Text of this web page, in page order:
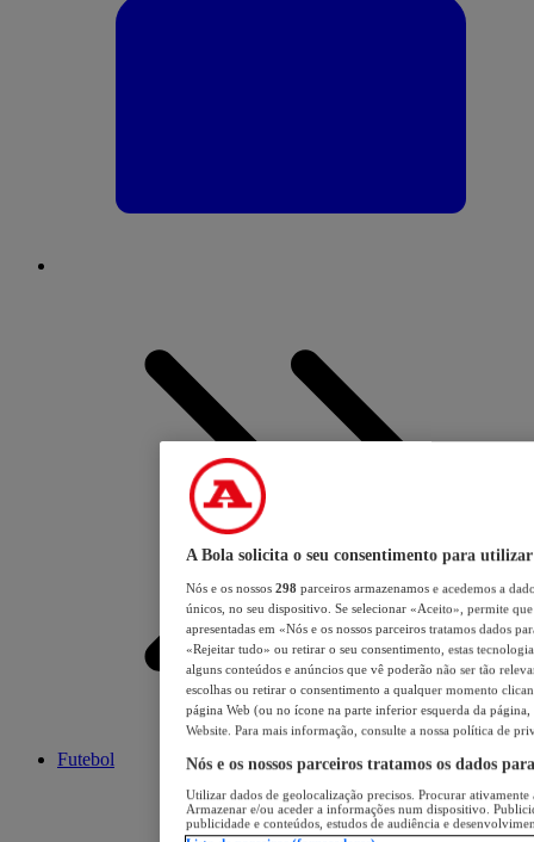
Futebol
A Bola solicita o seu consentimento para utilizar
Nós e os nossos 298 parceiros armazenamos e acedemos a
únicos, no seu dispositivo. Se selecionar «Aceito», permite
apresentadas em «Nós e os nossos parceiros tratamos dados
«Rejeitar tudo» ou retirar o seu consentimento, estas
alguns conteúdos e anúncios que vê poderão não ser tão
escolhas ou retirar o consentimento a qualquer momento
página Web (ou no ícone na parte inferior esquerda da página,
Website. Para mais informação, consulte a nossa política de
Nós e os nossos parceiros tratamos os dados
Utilizar dados de geolocalização precisos. Procurar
Armazenar e/ou aceder a informações num dispositivo.
publicidade e conteúdos, estudos de audiência e